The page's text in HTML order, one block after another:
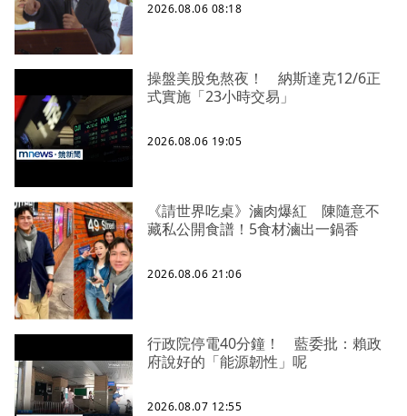
2026.08.06 08:18
操盤美股免熬夜！ 納斯達克12/6正
式實施「23小時交易」
2026.08.06 19:05
《請世界吃桌》滷肉爆紅 陳隨意不
藏私公開食譜！5食材滷出一鍋香
2026.08.06 21:06
行政院停電40分鐘！ 藍委批：賴政
府說好的「能源韌性」呢
2026.08.07 12:55